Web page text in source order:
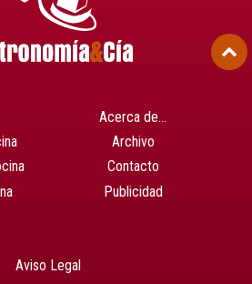
Acerca de…
Archivo
Contacto
Publicidad
Aviso Legal